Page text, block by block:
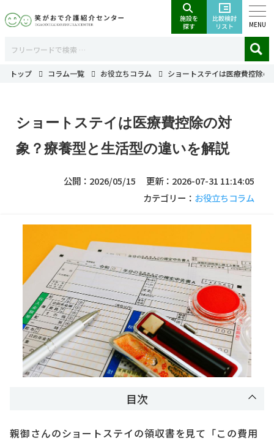
MENU
トップ コラム一覧 お役立ちコラム ショートステイは医療費控除
ショートステイは医療費控除の対
象？療養型と生活型の違いを解説
公開：2026/05/15
更新：2026-07-31 11:14:05
カテゴリー： お役立ちコラム
目次
親御さんのショートステイの領収書を見て「この費用